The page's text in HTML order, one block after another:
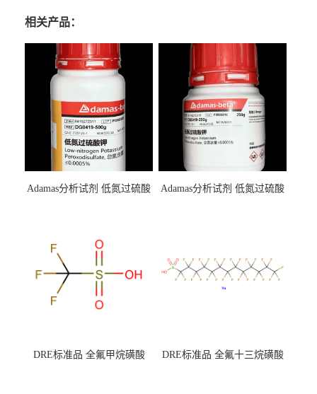
相关产品：
Adamas分析试剂 低氮过硫酸
（泰坦现货供应）
Adamas分析试剂 低氮过硫酸
DRE标准品 全氟甲烷磺酸
DRE标准品 全氟十三烷磺酸